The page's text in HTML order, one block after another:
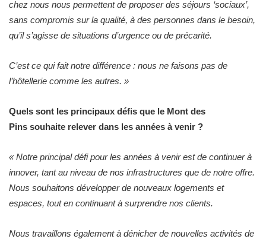
chez nous nous permettent de proposer des séjours ‘sociaux’,
sans compromis sur la qualité, à des personnes dans le besoin,
qu’il s’agisse de situations d’urgence ou de précarité.
C’est ce qui fait notre différence : nous ne faisons pas de
l’hôtellerie comme les autres. »
Quels sont les principaux défis que le Mont des
Pins souhaite relever dans les années à venir ?
« Notre principal défi pour les années à venir est de continuer à
innover, tant au niveau de nos infrastructures que de notre offre.
Nous souhaitons développer de nouveaux logements et
espaces, tout en continuant à surprendre nos clients.
Nous travaillons également à dénicher de nouvelles activités de